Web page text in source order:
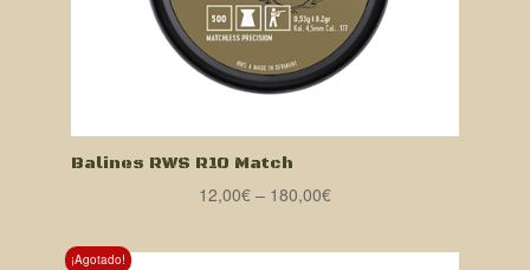
Balines RWS R10 Match
12,00€– 180,00€
¡Agotado!